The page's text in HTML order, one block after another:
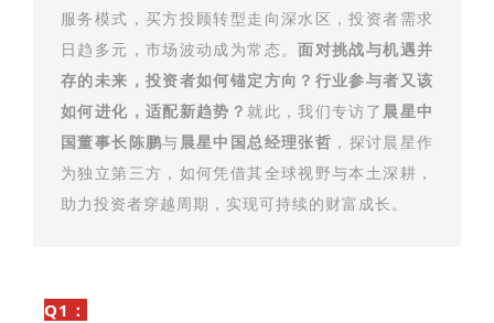
服务模式，买方投顾转型走向深水区，投资者需求
日趋多元，市场波动成为常态。面对挑战与机遇并
存的未来，投资者如何锚定方向？行业参与者又该
如何进化，适配新趋势？就此，我们专访了 晨星中
国董事长陈鹏与晨星中国总经理张哲 ，探讨晨星作
为独立第三方，如何凭借其全球视野与本土深耕，
助力投资者穿越周期，实现可持续的财富成长。
Q1：